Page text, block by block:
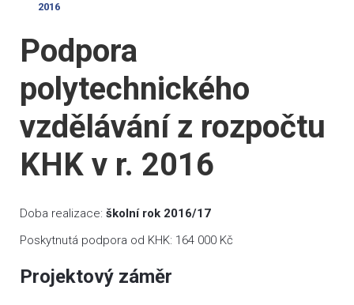
2016
Podpora
polytechnického
vzdělávání z rozpočtu
KHK v r. 2016
Doba realizace: školní rok 2016/17
Poskytnutá podpora od KHK: 164 000 Kč
Projektový záměr